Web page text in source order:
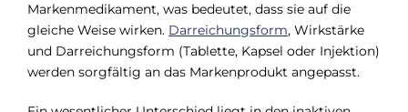
Markenmedikament, was bedeutet, dass sie auf die
gleiche Weise wirken. Darreichungsform, Wirkstärke
und Darreichungsform (Tablette, Kapsel oder Injektion)
werden sorgfältig an das Markenprodukt angepasst.